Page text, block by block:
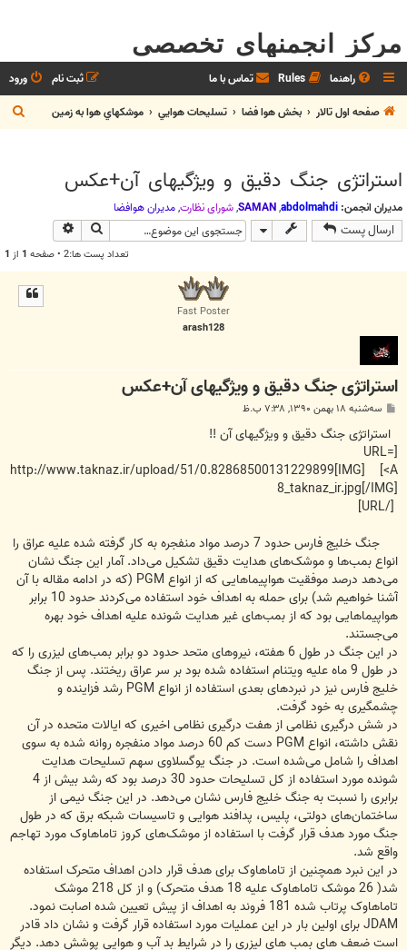
مرکز انجمنهای تخصصی
راهنما Rules تماس با ما ورود
ثبت نام
صفحه اول تالار
بخش هوا فضا تسليحات هوايي موشكهاي هوا به زمين
س
استراتژی جنگ دقیق و ویژگیهای آن+عکس
مدیران انجمن: abdolmahdi
,
SAMAN
,شوراي نظارت,مديران هوافضا
ارسال پست جستجو
تعداد پست ها:2 • صفحه 1 از 1
Fast Poster
arash128
استراتژی جنگ دقیق و ویژگیهای آن+عکس
ت
سه‌شنبه ۱۸ بهمن ۱۳۹۰, ۷:۳۸ ب.ظ
استراتژی جنگ دقیق و ویژگیهای آن !!
[URL=
<A] [IMG]http://www.taknaz.ir/upload/51/0.82868500131229899
8_taknaz_ir.jpg[/IMG]
[/URL]
جنگ خلیج فارس حدود 7 درصد مواد منفجره به کار گرفته شده علیه عراق را
انواع بمب‌ها و موشک‌های هدایت دقیق تشکیل می‌داد. آمار این جنگ نشان
می‌دهد درصد موفقیت هواپیماهایی که از انواع PGM (که در ادامه مقاله با آن
آشنا خواهیم شد) برای حمله به اهداف خود استفاده می‌کردند حدود 10 برابر
هواپیماهایی بود که از بمب‌های غیر هدایت شونده علیه اهداف خود بهره
می‌جستند.
در این جنگ در طول 6 هفته، نیروهای متحد حدود دو برابر بمب‌های لیزری را که
در طول 9 ماه علیه ویتنام استفاده شده بود بر سر عراق ریختند. پس از جنگ
خلیج فارس نیز در نبردهای بعدی استفاده از انواع PGM رشد فزاینده و
چشمگیری به خود گرفت.
در شش درگیری نظامی از هفت درگیری نظامی اخیری که ایالات متحده در آن
نقش داشته، انواع PGM دست کم 60 درصد مواد منفجره روانه شده به سوی
اهداف را شامل می‌شده است. در جنگ یوگسلاوی سهم تسلیحات هدایت
شونده مورد استفاده از کل تسلیحات حدود 30 درصد بود که رشد بیش از 4
برابری را نسبت به جنگ خلیج فارس نشان می‌دهد. در این جنگ نیمی از
ساختمان‌های دولتی، پلیس، پدافند هوایی و تاسیسات شبکه برق که در طول
جنگ مورد هدف قرار گرفت با استفاده از موشک‌های کروز تاماهاوک مورد تهاجم
واقع شد.
در این نبرد همچنین از تاماهاوک برای هدف قرار دادن اهداف متحرک استفاده
شد( 26 موشک تاماهاوک علیه 18 هدف متحرک) و از کل 218 موشک
تاماهاوک پرتاب شده 181 فروند به اهداف از پیش تعیین شده اصابت نمود.
JDAM برای اولین بار در این عملیات مورد استفاده قرار گرفت و نشان داد قادر
است ضعف های بمب های لیزری را در شرایط بد آب و هوایی پوشش دهد. دیگر